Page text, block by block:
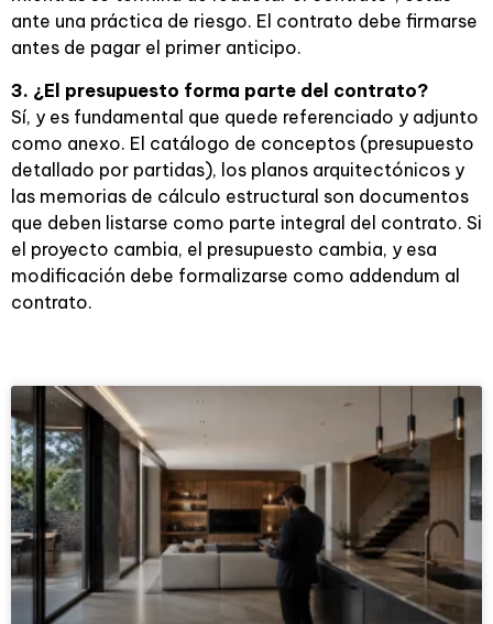
ante una práctica de riesgo. El contrato debe firmarse
antes de pagar el primer anticipo.
3. ¿El presupuesto forma parte del contrato?
Sí, y es fundamental que quede referenciado y adjunto
como anexo. El catálogo de conceptos (presupuesto
detallado por partidas), los planos arquitectónicos y
las memorias de cálculo estructural son documentos
que deben listarse como parte integral del contrato. Si
el proyecto cambia, el presupuesto cambia, y esa
modificación debe formalizarse como addendum al
contrato.